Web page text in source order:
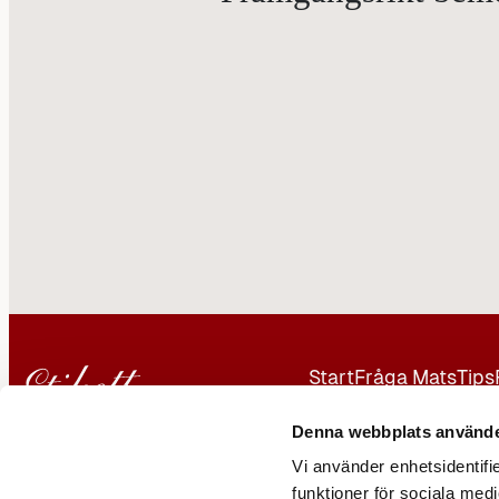
Denna webbplats
Vi använder
funktioner för sociala
StartFråga MatsTips